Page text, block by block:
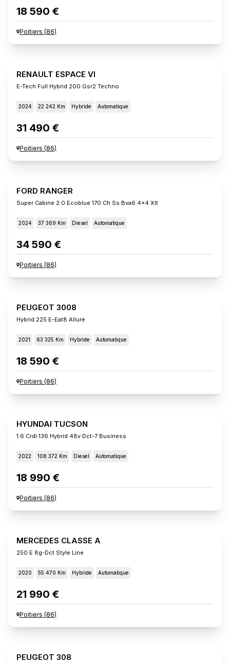
18 590 €
Poitiers (86)
RENAULT ESPACE VI
E-Tech Full Hybrid 200 Gsr2 Techno
2024 22 242 Km Hybride Automatique
31 490 €
Poitiers (86)
FORD RANGER
Super Cabine 2.0 Ecoblue 170 Ch Ss Bva6 4x4 Xlt
2024 37 369 Km Diesel Automatique
34 590 €
Poitiers (86)
PEUGEOT 3008
Hybrid 225 E-Eat8 Allure
2021 63 325 Km Hybride Automatique
18 590 €
Poitiers (86)
HYUNDAI TUCSON
1.6 Crdi 136 Hybrid 48v Dct-7 Business
2022 108 372 Km Diesel Automatique
18 990 €
Poitiers (86)
MERCEDES CLASSE A
250 E 8g-Dct Style Line
2020 55 470 Km Hybride Automatique
21 990 €
Poitiers (86)
PEUGEOT 308